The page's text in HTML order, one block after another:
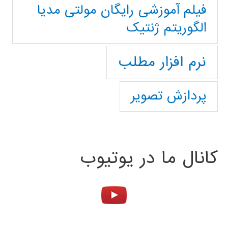
فیلم آموزشی رایگان مولتی مدیا
الگوریتم ژنتیک
نرم افزار مطلب
پردازش تصویر
کانال ما در یوتیوب